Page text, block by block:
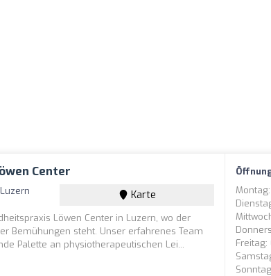
Center
Karte
Löwen Center in Luzern, wo der
Bemühungen steht. Unser erfahrenes Team
Palette an physiotherapeutischen Lei...